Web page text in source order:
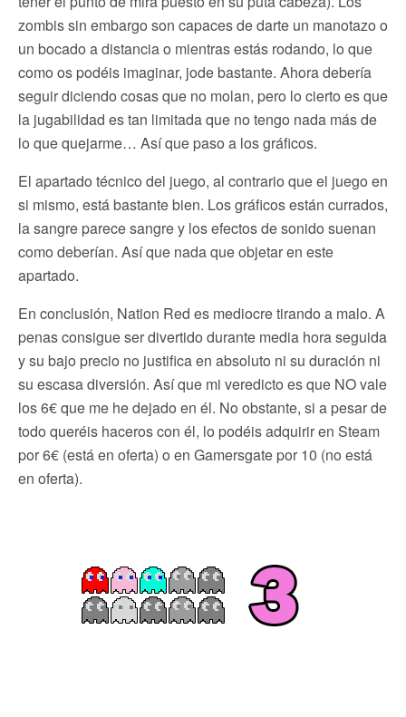
zombis sin embargo son capaces de darte un manotazo o
un bocado a distancia o mientras estás rodando, lo que
como os podéis imaginar, jode bastante. Ahora debería
seguir diciendo cosas que no molan, pero lo cierto es que
la jugabilidad es tan limitada que no tengo nada más de
lo que quejarme… Así que paso a los gráficos.
El apartado técnico del juego, al contrario que el juego en
si mismo, está bastante bien. Los gráficos están currados,
la sangre parece sangre y los efectos de sonido suenan
como deberían. Así que nada que objetar en este
apartado.
En conclusión, Nation Red es mediocre tirando a malo. A
penas consigue ser divertido durante media hora seguida
y su bajo precio no justifica en absoluto ni su duración ni
su escasa diversión. Así que mi veredicto es que NO vale
los 6€ que me he dejado en él. No obstante, si a pesar de
todo queréis haceros con él, lo podéis adquirir en Steam
por 6€ (está en oferta) o en Gamersgate por 10 (no está
en oferta).